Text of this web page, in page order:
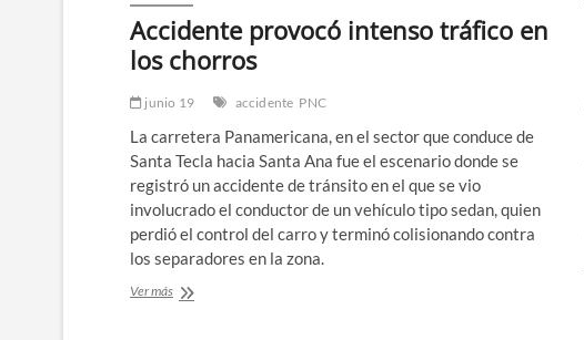
Accidente provocó intenso tráfico en
los chorros
junio 19 accidente PNC
La carretera Panamericana, en el sector que conduce de
Santa Tecla hacia Santa Ana fue el escenario donde se
registró un accidente de tránsito en el que se vio
involucrado el conductor de un vehículo tipo sedan, quien
perdió el control del carro y terminó colisionando contra
los separadores en la zona.
Ver másAccidente